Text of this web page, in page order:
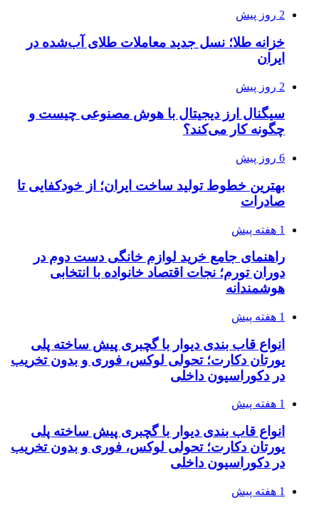
2 روز پیش
خزانه طلا؛ نسل جدید معاملات طلای آب‌شده در
ایران
2 روز پیش
سیگنال ارز دیجیتال با هوش مصنوعی چیست و
چگونه کار می‌کند؟
6 روز پیش
بهترین خطوط تولید ساخت ایران؛ از خودکفایی تا
صادرات
1 هفته پیش
راهنمای جامع خرید لوازم خانگی دست دوم در
دوران تورم؛ نجات اقتصاد خانواده با انتخابی
هوشمندانه
1 هفته پیش
انواع قاب بندی دیوار با گچبری پیش ساخته پلی
یورتان دکارت؛ تحولی لوکس، فوری و بدون تخریب
در دکوراسیون داخلی
1 هفته پیش
انواع قاب بندی دیوار با گچبری پیش ساخته پلی
یورتان دکارت؛ تحولی لوکس، فوری و بدون تخریب
در دکوراسیون داخلی
1 هفته پیش